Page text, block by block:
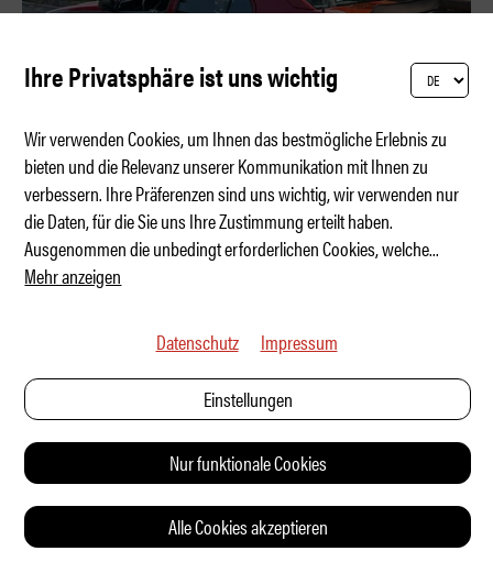
La famiglia Alfa feiert Geburtstag
Ihre Privatsphäre ist uns wichtig
Wir verwenden Cookies, um Ihnen das bestmögliche Erlebnis zu
bieten und die Relevanz unserer Kommunikation mit Ihnen zu
verbessern. Ihre Präferenzen sind uns wichtig, wir verwenden nur
die Daten, für die Sie uns Ihre Zustimmung erteilt haben.
Ausgenommen die unbedingt erforderlichen Cookies, welche...
Mehr anzeigen
Datenschutz Impressum
Einstellungen
Nur funktionale Cookies
Alle Cookies akzeptieren